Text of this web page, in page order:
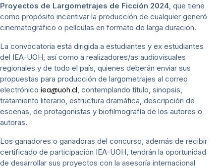
Proyectos de Largometrajes de Ficción 2024, que tiene
como propósito incentivar la producción de cualquier generó
cinematográfico o películas en formato de larga duración.
La convocatoria está dirigida a estudiantes y ex estudiantes
del IEA-UOH, así como a realizadores/as audiovisuales
regionales y de todo el país, quienes deberán enviar sus
propuestas para producción de largometrajes al correo
electrónico iea@uoh.cl, contemplando título, sinopsis,
tratamiento literario, estructura dramática, descripción de
escenas, de protagonistas y biofilmografía de los autores o
autoras.
Los ganadores o ganadoras del concurso, además de recibir
certificado de participación IEA-UOH, tendrán la oportunidad
de desarrollar sus proyectos con la asesoría internacional